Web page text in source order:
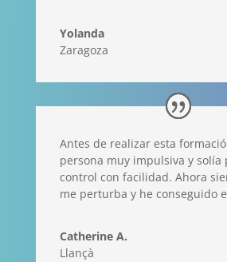
Yolanda
Zaragoza
Antes de realizar esta
persona muy impulsiva y solía
control con facilidad. Ahora
me perturba y he conseguido
Catherine A.
Llançà